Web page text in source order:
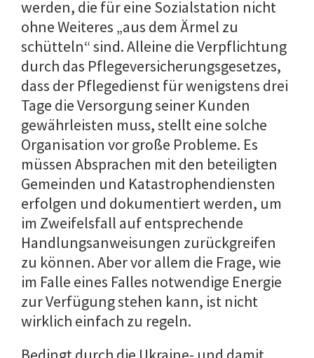
werden, die für eine Sozialstation nicht
ohne Weiteres „aus dem Ärmel zu
schütteln“ sind. Alleine die Verpflichtung
durch das Pflegeversicherungsgesetzes,
dass der Pflegedienst für wenigstens drei
Tage die Versorgung seiner Kunden
gewährleisten muss, stellt eine solche
Organisation vor große Probleme. Es
müssen Absprachen mit den beteiligten
Gemeinden und Katastrophendiensten
erfolgen und dokumentiert werden, um
im Zweifelsfall auf entsprechende
Handlungsanweisungen zurückgreifen
zu können. Aber vor allem die Frage, wie
im Falle eines Falles notwendige Energie
zur Verfügung stehen kann, ist nicht
wirklich einfach zu regeln.